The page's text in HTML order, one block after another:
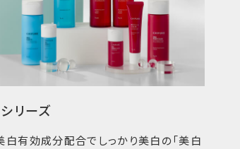
の透明
製造
った
リーズ
白有効成分配合でしっかり美白の「美白